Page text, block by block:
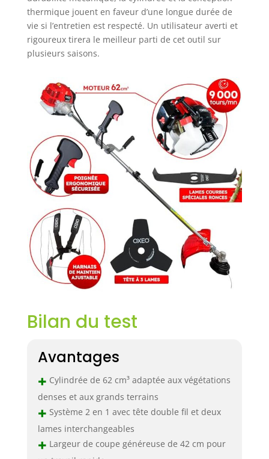
thermique jouent en faveur d’une longue durée de
vie si l’entretien est respecté. Un utilisateur averti et
rigoureux tirera le meilleur parti de cet outil sur
plusieurs saisons.
Bilan du test
Avantages
+ Cylindrée de 62 cm³ adaptée aux végétations
denses et aux grands terrains
+ Système 2 en 1 avec tête double fil et deux
lames interchangeables
+ Largeur de coupe généreuse de 42 cm pour